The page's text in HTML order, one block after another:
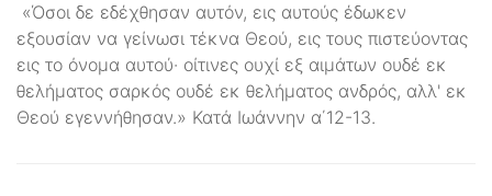
«Όσοι δε εδέχθησαν αυτόν, εις αυτούς έδωκεν
εξουσίαν να γείνωσι τέκνα Θεού, εις τους πιστεύοντας
εις το όνομα αυτού· οίτινες ουχί εξ αιμάτων ουδέ εκ
θελήματος σαρκός ουδέ εκ θελήματος ανδρός, αλλ' εκ
Θεού εγεννήθησαν.» Κατά Ιωάννην α΄12-13.